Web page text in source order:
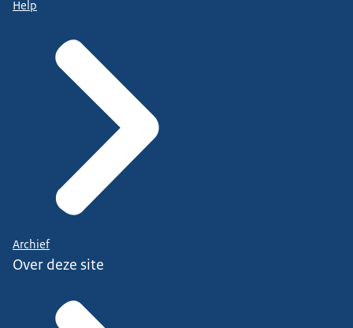
Help
Archief
Over deze site